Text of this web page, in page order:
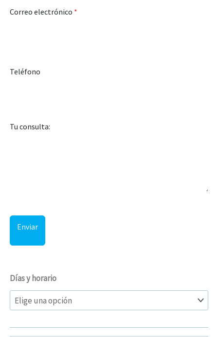
Correo electrónico *
Teléfono
Tu consulta:
Enviar
Días y horario